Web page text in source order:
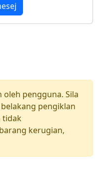
pengguna. Sila
pengiklan
tidak
kerugian,